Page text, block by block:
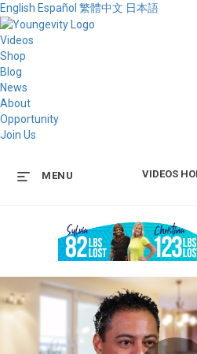
English Español 繁體中文 日本語
Videos
Shop
Blog
News
About
Opportunity
Join Us
VIDEOS
MENU